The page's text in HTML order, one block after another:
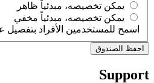
‏يمكن تخصيصه، مبدئياً ظاهر ‏
‏يمكن تخصيصه، مبدئياً مخفي ‏
اسمح للمستخدمين الأفراد
Support